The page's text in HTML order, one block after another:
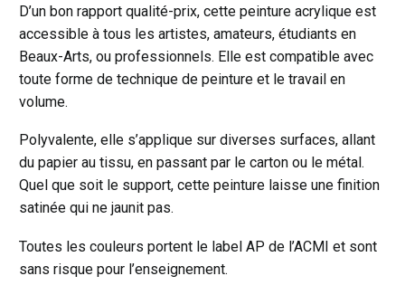
D’un bon rapport qualité-prix, cette peinture acrylique est
accessible à tous les artistes, amateurs, étudiants en
Beaux-Arts, ou professionnels. Elle est compatible avec
toute forme de technique de peinture et le travail en
volume.
Polyvalente, elle s’applique sur diverses surfaces, allant
du papier au tissu, en passant par le carton ou le métal.
Quel que soit le support, cette peinture laisse une finition
satinée qui ne jaunit pas.
Toutes les couleurs portent le label AP de l’ACMI et sont
sans risque pour l’enseignement.